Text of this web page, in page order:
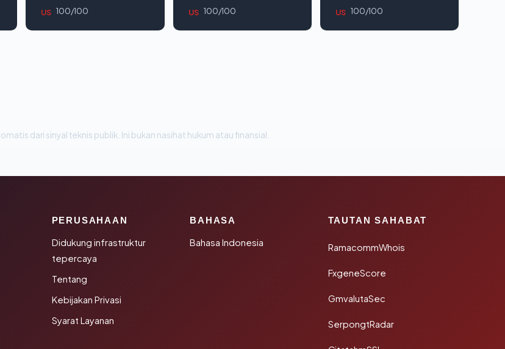
US 100/100 US 100/100 US 100/100
dari sinyal teknis publik. Ini bukan nasihat hukum atau finansial.
PERUSAHAAN
Didukung infrastruktur
tepercaya
Tentang
Kebijakan Privasi
Syarat Layanan
BAHASA
Bahasa Indonesia
TAUTAN SAHABAT
RamacommWhois
FxgeneScore
GmvalutaSec
SerpongtRadar